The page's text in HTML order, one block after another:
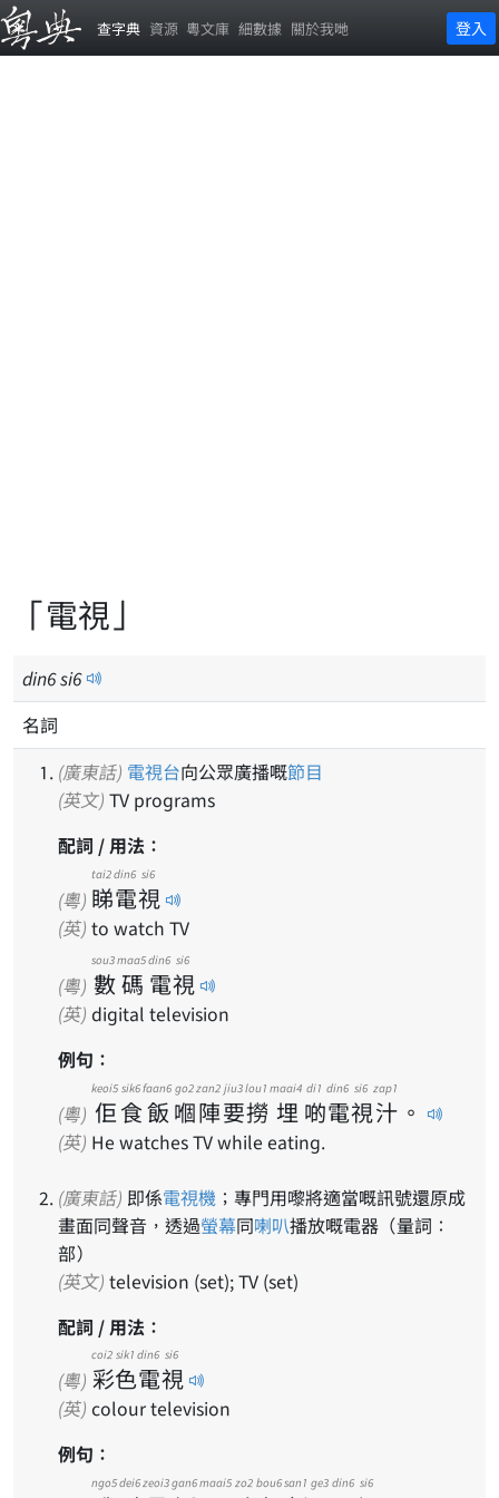
查字典 資源 粵文庫 細數據 關於我哋 登入
「電視」
din6si6
名詞
(廣東話) 電視台向公眾廣播嘅節目
(英文) TV programs
配詞 / 用法：
(粵) 睇
tai2
電
din6
視
si6
(英) to watch TV
(粵) 數
sou3
碼
maa5
電
din6
視
si6
(英) digital television
例句：
(粵) 佢
keoi5
食
sik6
飯
faan6
嗰
go2
陣
zan2
要
jiu3
撈
lou1
埋
maai4
啲
di1
電
din6
視
si6
汁
zap1
。
(英) He watches TV while eating.
(廣東話) 即係電視機 ；專門用嚟將適當嘅訊號還原成
畫面同聲音，透過螢幕同喇叭播放嘅電器（量詞：
部）
(英文) television (set); TV (set)
配詞 / 用法：
(粵) 彩
coi2
色
sik1
電
din6
視
si6
(英) colour television
例句：
ngo5dei6zeoi3gan6maai5 zo2 bou6san1 ge3 din6 si6